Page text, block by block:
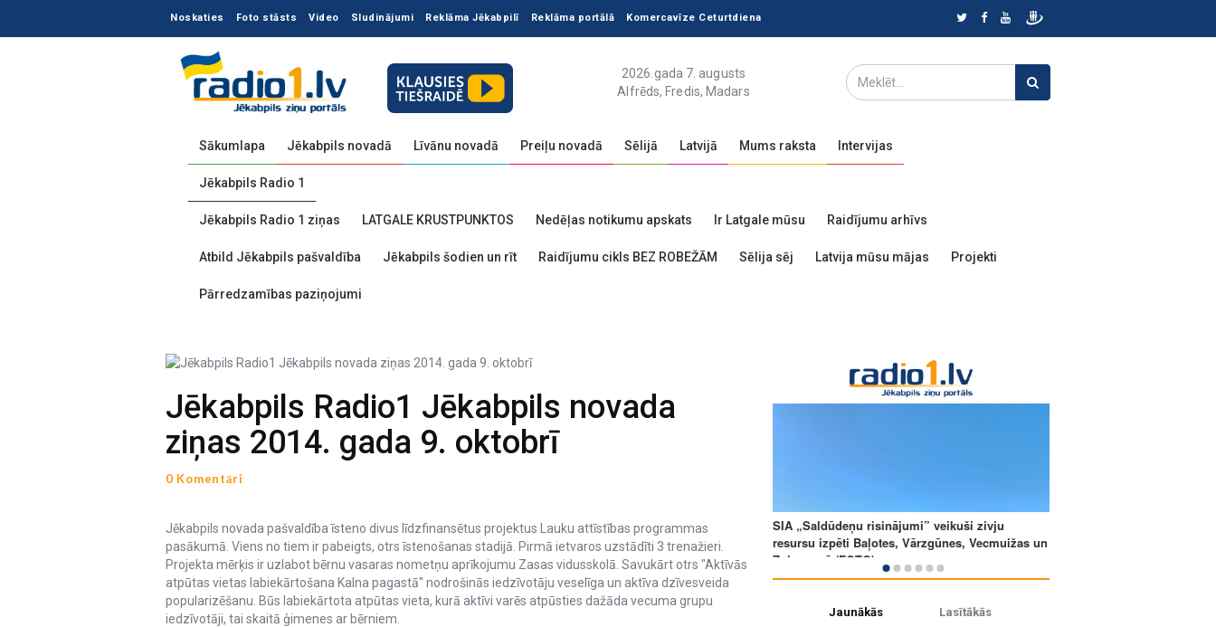
Noskaties Foto stāsts Video Sludinājumi Reklāma Jēkabpilī Reklāma portālā Komercavīze Ceturtdiena
2026.gada 7. augusts
Alfrēds, Fredis, Madars
Sākumlapa Jēkabpils novadā Līvānu novadā Preiļu novadā Sēlijā Latvijā Mums raksta Intervijas
Jēkabpils Radio 1
Jēkabpils Radio 1 ziņas LATGALE KRUSTPUNKTOS Nedēļas notikumu apskats Ir Latgale mūsu Raidījumu arhīvs
Atbild Jēkabpils pašvaldība Jēkabpils šodien un rīt Raidījumu cikls BEZ ROBEŽĀM Sēlija sēj Latvija mūsu mājas Projekti
Pārredzamības paziņojumi
Jēkabpils Radio1 Jēkabpils novada
ziņas 2014. gada 9. oktobrī
0 Komentāri
Jēkabpils novada pašvaldība īsteno divus līdzfinansētus projektus Lauku attīstības programmas
pasākumā. Viens no tiem ir pabeigts, otrs īstenošanas stadijā. Pirmā ietvaros uzstādīti 3 trenažieri.
Projekta mērķis ir uzlabot bērnu vasaras nometņu aprīkojumu Zasas vidusskolā. Savukārt otrs "Aktīvās
atpūtas vietas labiekārtošana Kalna pagastā" nodrošinās iedzīvotāju veselīga un aktīva dzīvesveida
popularizēšanu. Būs labiekārtota atpūtas vieta, kurā aktīvi varēs atpūsties dažāda vecuma grupu
iedzīvotāji, tai skaitā ģimenes ar bērniem.
Jaunākās Lasītākās